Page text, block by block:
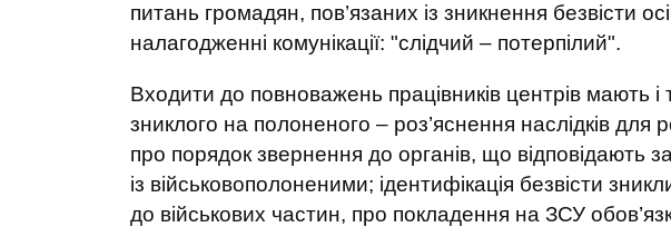
питань громадян, пов’язаних із зникнення безвісти
налагодженні комунікації: "слідчий – потерпілий".
Входити до повноважень працівників центрів мають і
зниклого на полоненого – роз’яснення наслідків для
про порядок звернення до органів, що відповідають
із військовополоненими; ідентифікація безвісти
до військових частин, про покладення на ЗСУ